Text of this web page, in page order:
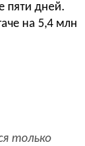
пяти дней.
на 5,4 млн
только